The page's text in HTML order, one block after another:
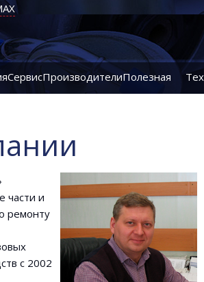
СервисПроизводителиПолезная
части и
ремонту
с 2002